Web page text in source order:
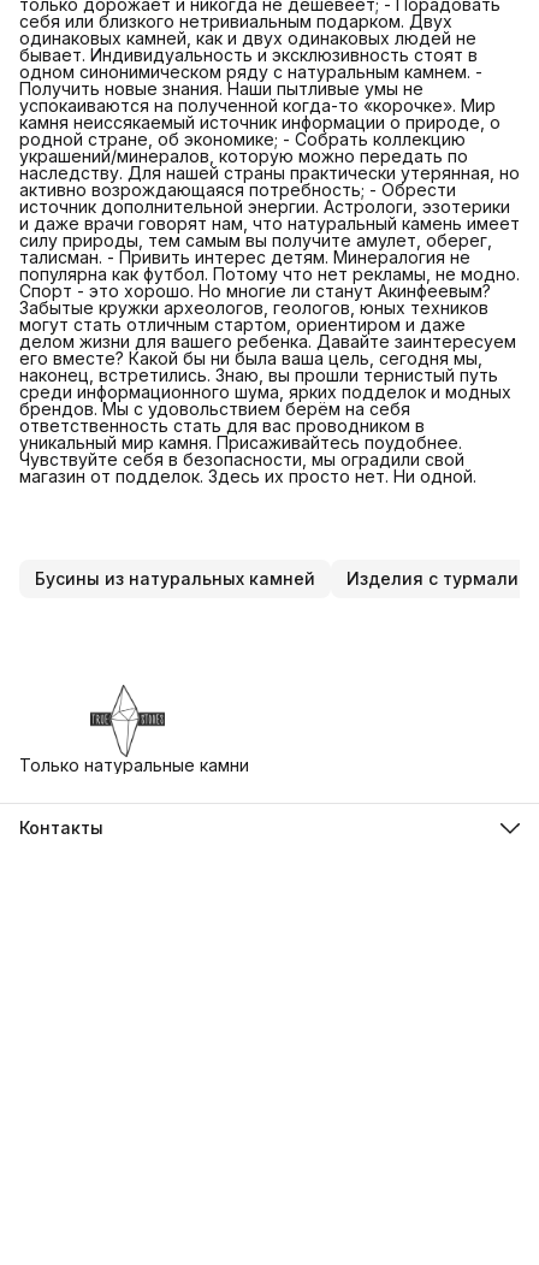
себя или близкого нетривиальным подарком. Двух
одинаковых камней, как и двух одинаковых людей не
бывает. Индивидуальность и эксклюзивность стоят в
одном синонимическом ряду с натуральным камнем. -
Получить новые знания. Наши пытливые умы не
успокаиваются на полученной когда-то «корочке». Мир
камня неиссякаемый источник информации о природе, о
родной стране, об экономике; - Собрать коллекцию
украшений/минералов, которую можно передать по
наследству. Для нашей страны практически утерянная, но
активно возрождающаяся потребность; - Обрести
источник дополнительной энергии. Астрологи, эзотерики
и даже врачи говорят нам, что натуральный камень имеет
силу природы, тем самым вы получите амулет, оберег,
талисман. - Привить интерес детям. Минералогия не
популярна как футбол. Потому что нет рекламы, не модно.
Спорт - это хорошо. Но многие ли станут Акинфеевым?
Забытые кружки археологов, геологов, юных техников
могут стать отличным стартом, ориентиром и даже
делом жизни для вашего ребенка. Давайте заинтересуем
его вместе? Какой бы ни была ваша цель, сегодня мы,
наконец, встретились. Знаю, вы прошли тернистый путь
среди информационного шума, ярких подделок и модных
брендов. Мы с удовольствием берём на себя
ответственность стать для вас проводником в
уникальный мир камня. Присаживайтесь поудобнее.
Чувствуйте себя в безопасности, мы оградили свой
магазин от подделок. Здесь их просто нет. Ни одной.
Бусины из натуральных камней Изделия с
Только натуральные камни
Контакты